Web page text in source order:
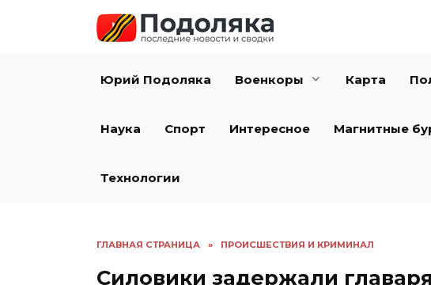
Юрий Подоляка Военкоры Карта
Наука Спорт Интересное Магнитные
Технологии
ГЛАВНАЯ СТРАНИЦА » ПРОИСШЕСТВИЯ И КРИМИНАЛ
Силовики задержали